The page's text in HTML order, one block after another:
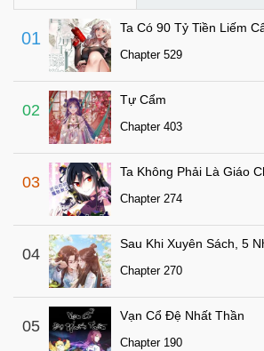
Chapter 17
Chapter 16
Chapter 15
Chapter 14
Chapter 13
Chapter 12
Chapter 11
Chapter 10 6 tháng
Chapter 9 6 tháng
Chapter 8
Chapter 7 6 tháng trước
Chapter 6
01
Ta Có 90 Tỷ Tiền Liếm
Chapter 529
02
Tự Cẩm
Chapter 403
03
Ta Không Phải Là Giáo
Chapter 274
04
Chapter 270
05
Vạn Cổ Đệ Nhất Thần
Chapter 190